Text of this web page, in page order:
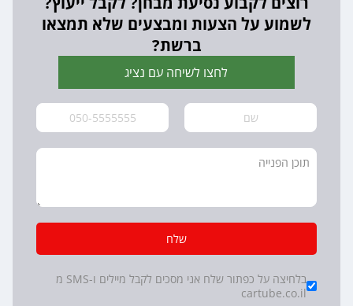
לשמוע על הצעות ומבצעים שלא תמצאו
ברשת?
לחצו לשיחה עם נציג
שלח
Checkboxes
*
בלחיצה על כפתור שלח אני מסכים לקבל מיילים ו-SMS מ
cartube.co.il